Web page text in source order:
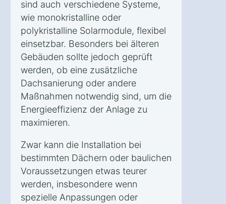
sind auch verschiedene Systeme,
wie monokristalline oder
polykristalline Solarmodule, flexibel
einsetzbar. Besonders bei älteren
Gebäuden sollte jedoch geprüft
werden, ob eine zusätzliche
Dachsanierung oder andere
Maßnahmen notwendig sind, um die
Energieeffizienz der Anlage zu
maximieren.
Zwar kann die Installation bei
bestimmten Dächern oder baulichen
Voraussetzungen etwas teurer
werden, insbesondere wenn
spezielle Anpassungen oder